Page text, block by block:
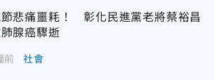
節悲痛噩耗！ 彰化民進黨老將蔡裕昌
腺癌驟逝
前 社會